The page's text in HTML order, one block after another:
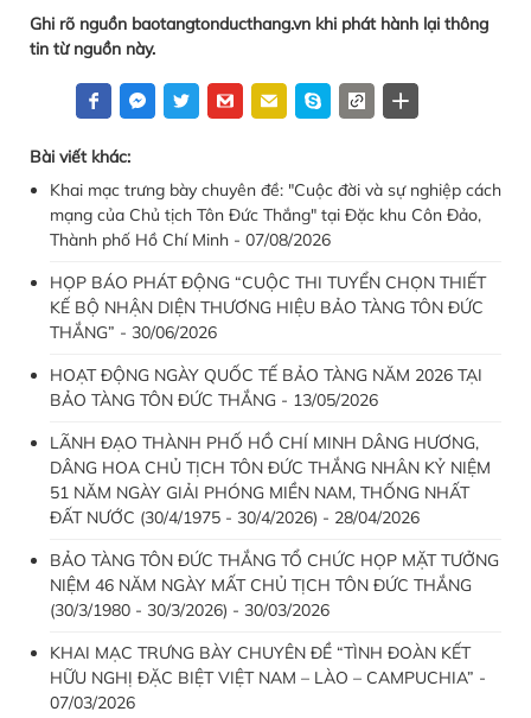
Ghi rõ nguồn baotangtonducthang.vn khi phát hành lại thông
tin từ nguồn này.
Bài viết khác:
Khai mạc trưng bày chuyên đề: "Cuộc đời và sự nghiệp cách
mạng của Chủ tịch Tôn Đức Thắng" tại Đặc khu Côn Đảo,
Thành phố Hồ Chí Minh - 07/08/2026
HỌP BÁO PHÁT ĐỘNG “CUỘC THI TUYỂN CHỌN THIẾT
KẾ BỘ NHẬN DIỆN THƯƠNG HIỆU BẢO TÀNG TÔN ĐỨC
THẮNG” - 30/06/2026
HOẠT ĐỘNG NGÀY QUỐC TẾ BẢO TÀNG NĂM 2026 TẠI
BẢO TÀNG TÔN ĐỨC THẮNG - 13/05/2026
LÃNH ĐẠO THÀNH PHỐ HỒ CHÍ MINH DÂNG HƯƠNG,
DÂNG HOA CHỦ TỊCH TÔN ĐỨC THẮNG NHÂN KỶ NIỆM
51 NĂM NGÀY GIẢI PHÓNG MIỀN NAM, THỐNG NHẤT
ĐẤT NƯỚC (30/4/1975 - 30/4/2026) - 28/04/2026
BẢO TÀNG TÔN ĐỨC THẮNG TỔ CHỨC HỌP MẶT TƯỞNG
NIỆM 46 NĂM NGÀY MẤT CHỦ TỊCH TÔN ĐỨC THẮNG
(30/3/1980 - 30/3/2026) - 30/03/2026
KHAI MẠC TRƯNG BÀY CHUYÊN ĐỀ “TÌNH ĐOÀN KẾT
HỮU NGHỊ ĐẶC BIỆT VIỆT NAM – LÀO – CAMPUCHIA” -
07/03/2026